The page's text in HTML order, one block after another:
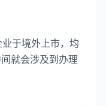
于境外上市，均
就会涉及到办理